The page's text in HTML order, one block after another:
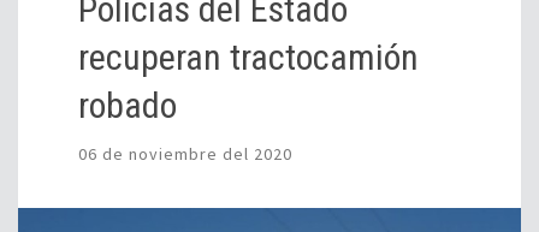
Policías del Estado
recuperan tractocamión
robado
06 de noviembre del 2020